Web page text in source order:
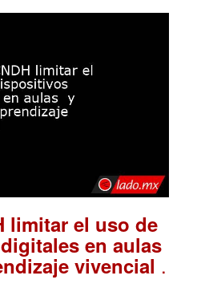
limitar el uso de
en aulas
vivencial .